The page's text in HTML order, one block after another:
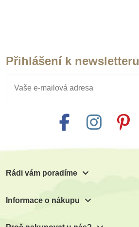
Přihlášení k newsletteru
Rádi vám poradíme
Informace o nákupu